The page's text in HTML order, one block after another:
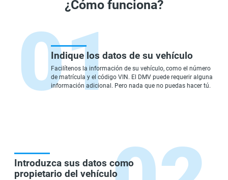
¿Cómo funciona?
Indique los datos de su vehículo
Facilítenos la información de su vehículo, como el número
de matrícula y el código VIN. El DMV puede requerir alguna
información adicional. Pero nada que no puedas hacer tú.
Introduzca sus datos como
propietario del vehículo